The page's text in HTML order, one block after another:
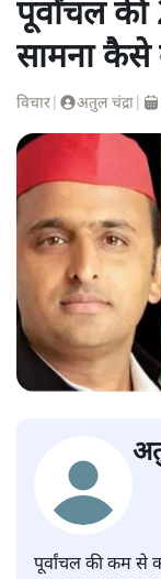
पूर्वांचल
सामना कैसे
विचार अतुल चंद्रा
पूर्वांचल की कम से